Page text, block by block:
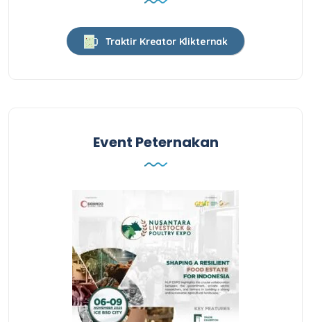
Traktir Kreator Klikternak
Event Peternakan